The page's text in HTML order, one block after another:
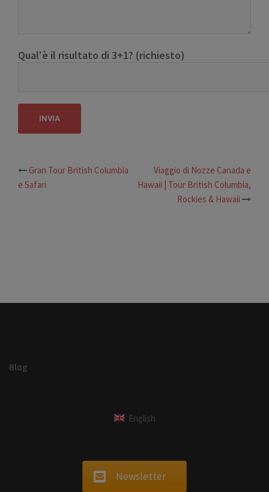
Qual'è il risultato di 3+1? (richiesto)
Navigazione
articolo
Gran Tour British Columbia
e Safari
Viaggio di Nozze Canada e
Hawaii | Tour British Columbia,
Rockies & Hawaii
Blog
English
Newsletter